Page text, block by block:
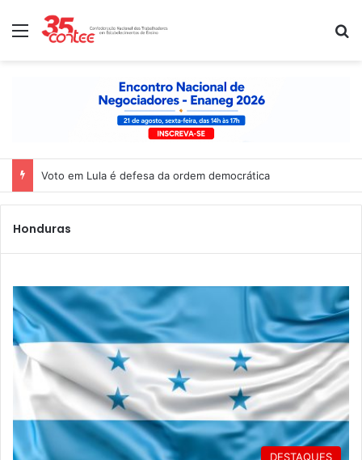
Menu
Voto em Lula é defesa da ordem democrática
Honduras
DESTAQUES